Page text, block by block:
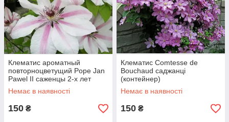
Клематис ароматный
повторноцветущий Pope Jan
Pawel II саженцы 2-х лет
(контейнер)
Немає в наявності
150 ₴
Клематис Comtesse de
Bouchaud саджанці
(контейнер)
Немає в наявності
150 ₴